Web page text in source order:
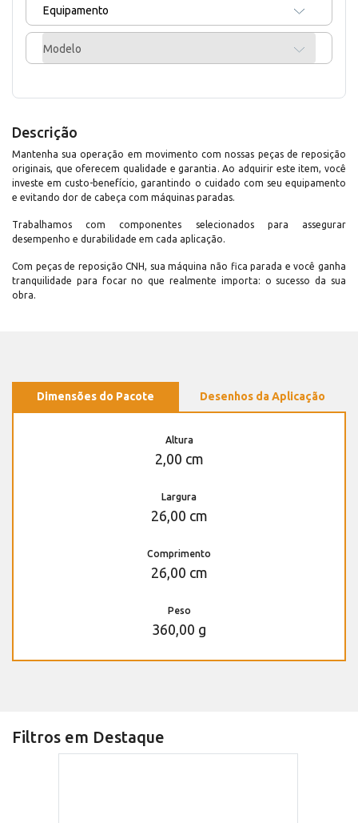
Equipamento
Modelo
Descrição
Mantenha sua operação em movimento com nossas peças de reposição
originais, que oferecem qualidade e garantia. Ao adquirir este item, você
investe em custo-benefício, garantindo o cuidado com seu equipamento
e evitando dor de cabeça com máquinas paradas.
Trabalhamos com componentes selecionados para assegurar
desempenho e durabilidade em cada aplicação.
Com peças de reposição CNH, sua máquina não fica parada e você ganha
tranquilidade para focar no que realmente importa: o sucesso da sua
obra.
Dimensões do Pacote Desenhos da Aplicação
Altura
2,00 cm
Largura
26,00 cm
Comprimento
26,00 cm
Peso
360,00 g
Filtros em Destaque